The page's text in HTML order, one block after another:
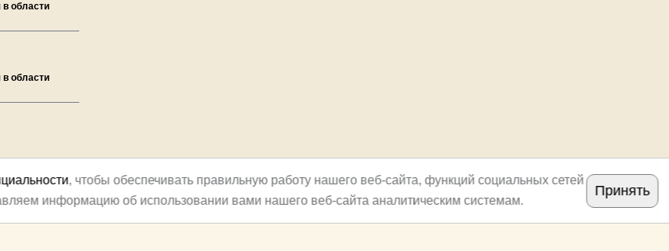
области
области
, чтобы обеспечивать правильную работу нашего веб-сайта, функций социальных сетей
информацию об использовании вами нашего веб-сайта аналитическим системам.
Принять